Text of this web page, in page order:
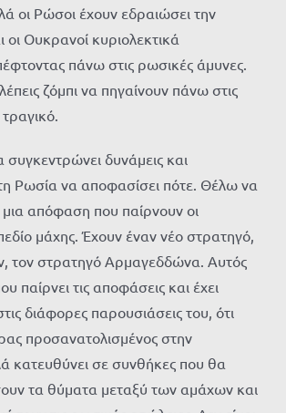
οι Ρώσοι έχουν εδραιώσει την
οι Ουκρανοί κυριολεκτικά
πάνω στις ρωσικές άμυνες.
ζόμπι να πηγαίνουν πάνω στις
δυνάμεις και
Ρωσία να αποφασίσει πότε. Θέλω να
μια απόφαση που παίρνουν οι
μάχης. Έχουν έναν νέο στρατηγό,
τον στρατηγό Αρμαγεδδώνα. Αυτός
παίρνει τις αποφάσεις και έχει
διάφορες παρουσιάσεις του, ότι
προσανατολισμένος στην
κατευθύνει σε συνθήκες που θα
τα θύματα μεταξύ των αμάχων και